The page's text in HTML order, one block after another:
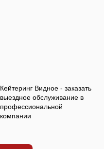
Кейтеринг Видное - заказать
выездное обслуживание в
профессиональной
компании